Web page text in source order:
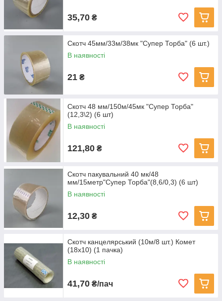
35,70 ₴
Скотч 45мм/33м/38мк "Супер Торба" (6 шт.)
В наявності
21 ₴
Скотч 48 мм/150м/45мк "Супер Торба"
(12,3\2) (6 шт)
В наявності
121,80 ₴
Скотч пакувальний 40 мк/48
мм/15метр"Супер Торба"(8,6/0,3) (6 шт)
В наявності
12,30 ₴
Скотч канцелярський (10м/8 шт.) Комет
(18х10) (1 пачка)
В наявності
41,70 ₴/пач